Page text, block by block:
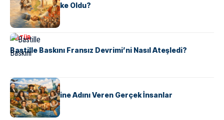
Tunus Nasıl Ülke Oldu?
KÜLTÜR
Bastille Baskını Fransız Devrimi’ni Nasıl Ateşledi?
KÜLTÜR
ABD Eyaletlerine Adını Veren Gerçek İnsanlar